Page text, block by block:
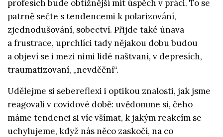
profesích bude obtížnější mít úspěch v práci. To se
patrně sečte s tendencemi k polarizování,
zjednodušování, sobectví. Přijde také únava
a frustrace, uprchlíci tady nějakou dobu budou
a objeví se i mezi nimi lidé naštvaní, v depresích,
traumatizovaní, „nevděční“.
Udělejme si sebereflexi i optikou znalosti, jak jsme
reagovali v covidové době: uvědomme si, čeho
máme tendenci si víc všímat, k jakým reakcím se
uchylujeme, když nás něco zaskočí, na co